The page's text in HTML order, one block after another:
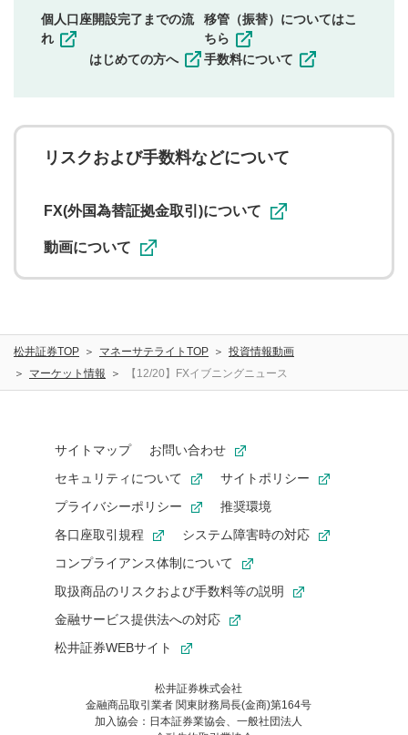
同一内容の多重投稿
その他当社が不適切と判断した投稿
一度投稿した評価およびコメントの変更・削除はできま
ことを承諾したものとします。また、利用者は、コメント
に関する著作者人格権を行使しないことに同意します。利
用者が投稿したコメントは、当社サービスの広告・宣伝、
ることがあります。
個人口座開設完了までの流
れ
はじめての方へ
移管（振替）についてはこ
ちら
手数料について
リスクおよび手数料などについて
FX(外国為替証拠金取引)について
動画について
松井証券TOP マネーサテライトTOP
投資情報動画
マーケット情報
【12/20】FXイブニングニュース
サイトマップ
お問い合わせ
セキュリティについて
サイトポリシー
プライバシーポリシー
推奨環境
各口座取引規程
システム障害時の対応
コンプライアンス体制について
取扱商品のリスクおよび手数料等の説明
金融サービス提供法への対応
松井証券WEBサイト
松井証券株式会社
金融商品取引業者 関東財務局長(金商)第164号
加入協会：日本証券業協会、一般社団法人
お気に入り機能は松井証券の会員限定の機能です。
お気に入り登録いただくと、後からいつでもお気に入りのコンテ